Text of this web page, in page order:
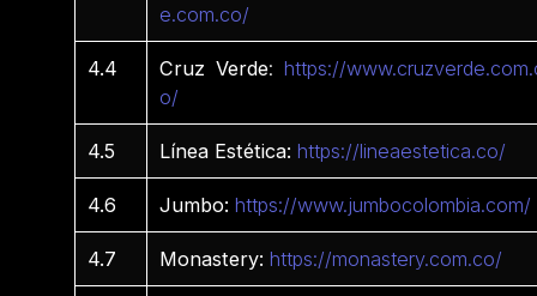
e.com.co/
4.4 Cruz Verde:https://
o/
4.5 Línea Estética: https://lineaestetica.co/
4.6 Jumbo: https://www.jumbocolombia.com/
4.7 Monastery:https://monastery.com.co/